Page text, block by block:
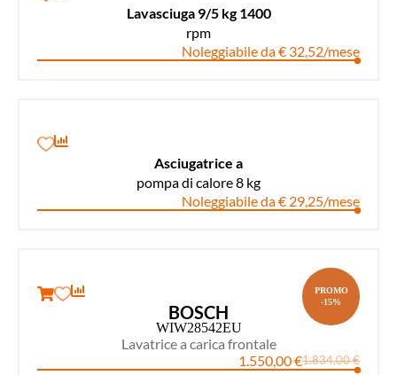
Lavasciuga 9/5 kg 1400
rpm
Noleggiabile da € 32,52/mese
Asciugatrice a
pompa di calore 8 kg
Noleggiabile da € 29,25/mese
PROMO
-15%
BOSCH
WIW28542EU
Lavatrice a carica frontale
1.834,00€
1.550,00€